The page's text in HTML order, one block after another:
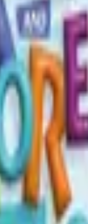
More & More 6 Reading